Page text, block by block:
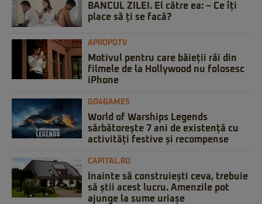
BANCUL ZILEI. El către ea: – Ce îți
place să ți se facă?
APROPOTV
Motivul pentru care băieții răi din
filmele de la Hollywood nu folosesc
iPhone
GO4GAMES
World of Warships Legends
sărbătorește 7 ani de existență cu
activități festive și recompense
CAPITAL.RO
Înainte să construiești ceva, trebuie
să știi acest lucru. Amenzile pot
ajunge la sume uriașe